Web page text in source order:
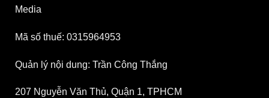
Media
Mã số thuế: 0315964953
Quản lý nội dung: Trần Công Thắng
207 Nguyễn Văn Thủ, Quận 1, TPHCM